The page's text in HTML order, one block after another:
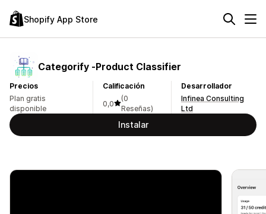
Shopify App Store
Categorify ‑Product Classifier
Precios
Plan gratis
disponible
Calificación
0,0
(0
Reseñas)
Desarrollador
Infinea Consulting
Ltd
Instalar